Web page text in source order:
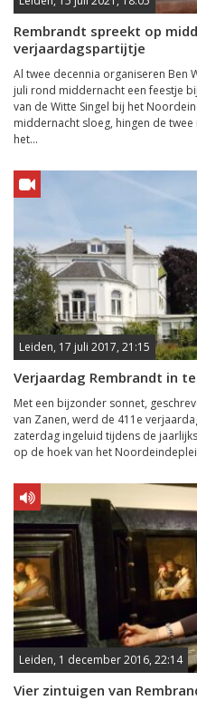
Rembrandt spreekt op
verjaardagspartijtje
Al twee decennia organiseren Ben
juli rond middernacht een feestje
van de Witte Singel bij het
middernacht sloeg, hingen de
het...
Leiden, 17 juli 2017, 21:15
Verjaardag Rembrandt in
Met een bijzonder sonnet,
van Zanen, werd de 411e
zaterdag ingeluid tijdens de
op de hoek van het
Leiden, 1 december 2016, 22:14
Vier zintuigen van